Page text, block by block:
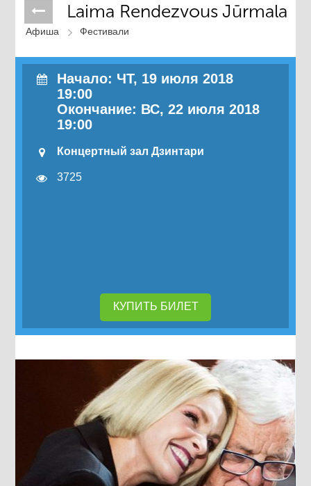
Laima Rendezvous Jūrmala
Афиша Фестивали
Начало: ЧТ, 19 июля 2018
19:00
Окончание: ВС, 22 июля 2018
19:00
Концертный зал Дзинтари
3725
КУПИТЬ БИЛЕТ